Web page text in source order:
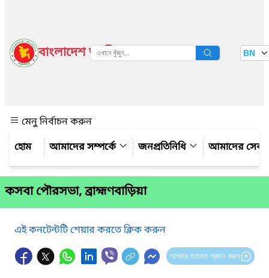
বাংলাদেশ জাতীয় তথ্য বাতায়ন BN
মেনু নির্বাচন করুন
আমাদের সম্পর্কে
জনপ্রতিনিধি আমাদের সেবা
কসবা পৌরসভা, ব্রাহ্মণবাড়িয়া
এই কনটেন্টটি শেয়ার করতে ক্লিক করুন
আপনার মতামত প্রদান করুন